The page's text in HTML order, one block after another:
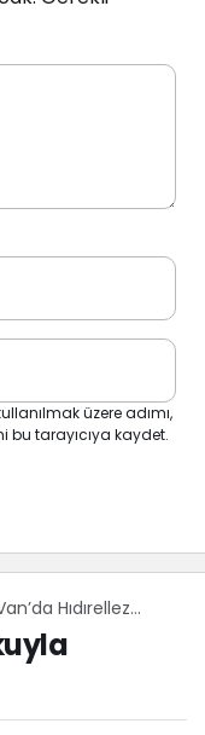
üzere adımı,
tarayıcıya kaydet.
Hıdırellez
kutlandı